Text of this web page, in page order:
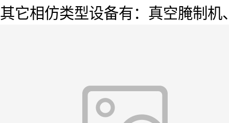
其它相仿类型设备有：真空腌制